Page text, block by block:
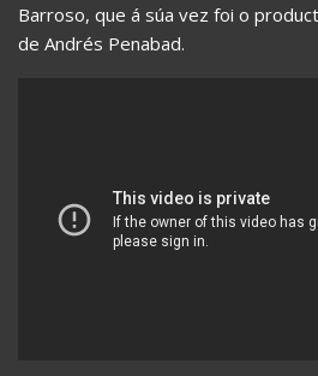
Barroso, que á súa vez foi o
de Andrés Penabad.